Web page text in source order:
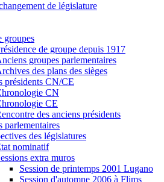
de législature
groupes
de groupe depuis 1917
groupes parlementaires
des plans des sièges
présidents CN/CE
CN
CE
des anciens présidents
parlementaires
des législatures
nominatif
extra muros
Session de printemps 2001 Lugano
Session d'automne 2006 à Flims